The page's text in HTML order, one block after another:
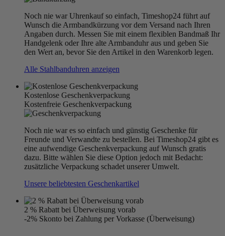
Noch nie war Uhrenkauf so einfach, Timeshop24 führt auf
Wunsch die Armbandkürzung vor dem Versand nach Ihren
Angaben durch. Messen Sie mit einem flexiblen Bandmaß Ihr
Handgelenk oder Ihre alte Armbanduhr aus und geben Sie
den Wert an, bevor Sie den Artikel in den Warenkorb legen.
Alle Stahlbanduhren anzeigen
Kostenlose Geschenkverpackung
Kostenfreie Geschenkverpackung
Noch nie war es so einfach und günstig Geschenke für
Freunde und Verwandte zu bestellen. Bei Timeshop24 gibt es
eine aufwendige Geschenkverpackung auf Wunsch gratis
dazu. Bitte wählen Sie diese Option jedoch mit Bedacht:
zusätzliche Verpackung schadet unserer Umwelt.
Unsere beliebtesten Geschenkartikel
2 % Rabatt bei Überweisung vorab
-2% Skonto bei Zahlung per Vorkasse (Überweisung)